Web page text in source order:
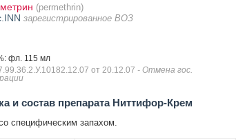
(permethrin)
зарегистрированное ВОЗ
фл. 115 мл
от 20.12.07 - Отмена гос.
и состав препарата Ниттифор-Крем
специфическим запахом.